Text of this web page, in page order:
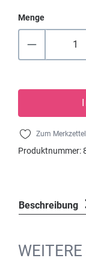
Menge
Zum
Produktnummer:
Beschreibung